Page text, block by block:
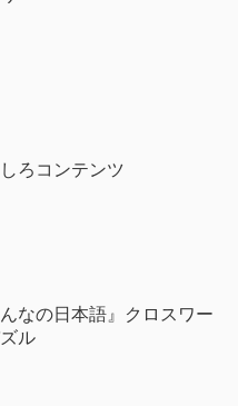
ろコンテンツ
んなの日本語』クロスワー
ル